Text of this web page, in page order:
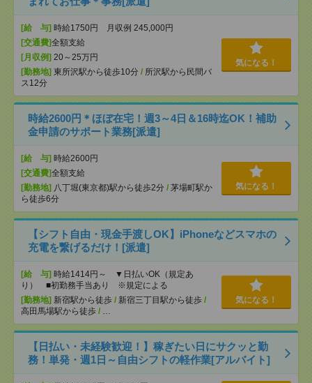
[給 与] 時給1750円 月収例 245,000円
[交通費]全額支給
[月収例] 20～25万円
[勤務地] 東所沢駅から徒歩10分 / 所沢駅から民間バ
ス12分
気になる！
時給2600円＊ほぼ在宅！週3～4日＆16時迄OK！補助
金申請のサポート業務[派遣]
[給 与] 時給2600円
[交通費]全額支給
[勤務地] 八丁堀(東京都)駅から徒歩2分 / 茅場町駅か
ら徒歩6分
気になる！
【シフト自由・現金手渡しOK】iPhoneなどスマホの
充電を繋げるだけ！[派遣]
[給 与] 時給1414円～ ▼日払いOK（規定あ
り） ■初勤務手当あり ※規定による
[勤務地] 新宿駅から徒歩 / 新宿三丁目駅から徒歩 /
高田馬場駅から徒歩 / …
気になる！
【日払い・未経験歓迎！】稼ぎたい日にサクッと勤
務！単発・週1日～自由シフトの軽作業[アルバイト]